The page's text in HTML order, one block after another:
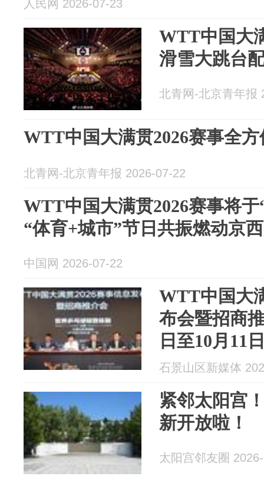
人民网 2026-07-23
WTT中国大
滑雪大跳台
北青网-北京青年报
WTT中国大满贯2026赛事全
北青网-北京青年报 2026-07-22
WTT中国大满贯2026赛事将
“体育+城市”节日共振燃动京西
中国网 2026-07-22
WTT中国大
布会暨招商
日至10月11
石景山区新媒体
紧邻太阳宫
新开放啦！
太阳宫邻友圈